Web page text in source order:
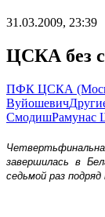
31.03.2009, 23:39
ЦСКА без
ПФК ЦСКА
Вуйошевич
СмодишРамунас
завершилась в
седьмой раз